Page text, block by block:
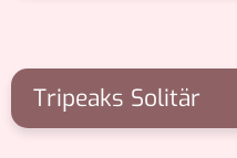
Tripeaks Solitär